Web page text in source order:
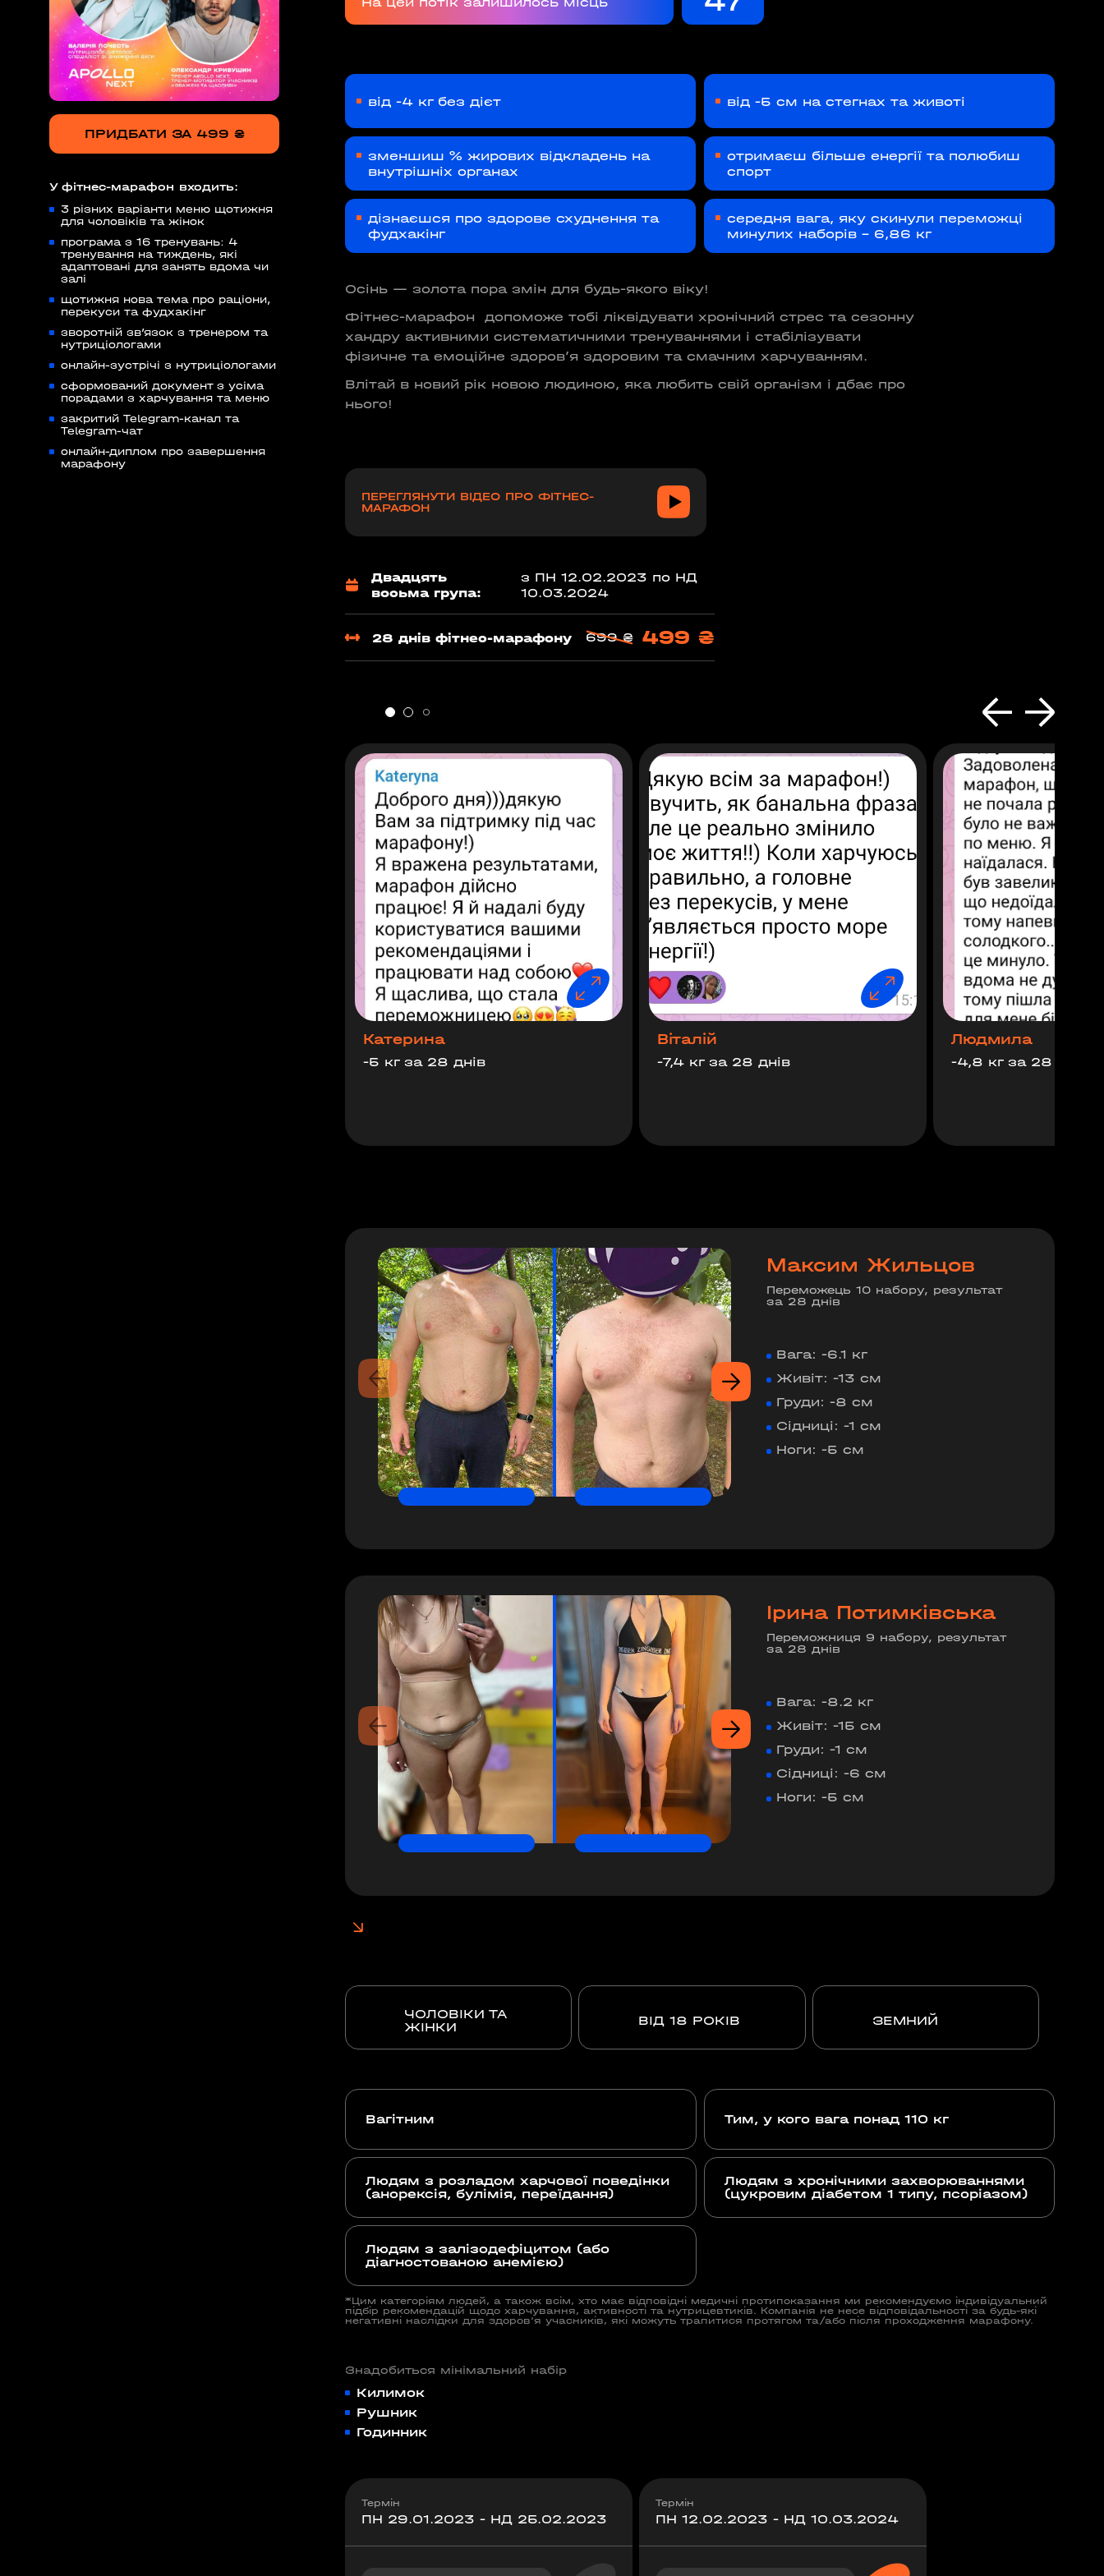
ВІДКРИТЕ ТРЕНУВАННЯ. YOGA
ROOFTOP. EPISODE 1
Сб 23 мая 08:00 - 10:00
🌳 Аутдор-зони
ПРИДБАТИ ЗА 499 ₴
У фітнес-марафон входить:
3 різних варіанти меню щотижня
для чоловіків та жінок
програма з 16 тренувань: 4
тренування на тиждень, які
адаптовані для занять вдома чи
залі
щотижня нова тема про раціони,
перекуси та фудхакінг
зворотній зв’язок з тренером та
нутриціологами
онлайн-зустрічі з нутриціологами
сформований документ з усіма
порадами з харчування та меню
закритий Telegram-канал та
Telegram-чат
онлайн-диплом про завершення
марафону
від -4 кг без дієт від -5 см на стегнах та животі
зменшиш % жирових відкладень на
внутрішніх органах
отримаєш більше енергії та полюбиш
спорт
дізнаєшся про здорове схуднення та
фудхакінг
середня вага, яку скинули переможці
минулих наборів – 6,86 кг
Осінь — золота пора змін для будь-якого віку!
Фітнес-марафон
допоможе тобі ліквідувати хронічний стрес та сезонну
хандру активними систематичними тренуваннями і стабілізувати
фізичне та емоційне здоровʼя здоровим та смачним харчуванням.
Влітай в новий рік новою людиною, яка любить свій організм і дбає про
нього!
ПЕРЕГЛЯНУТИ ВІДЕО ПРО ФІТНЕС-
МАРАФОН
Двадцять
восьма група:
з ПН 12.02.2023 по НД
10.03.2024
28 днів фітнес-марафону 699 ₴ 499 ₴
Катерина
-5 кг за 28 днів
Віталій
-7,4 кг за 28 днів
Людмила
-4,8 кг за 28 днів
Максим Жильцов
Переможець 10 набору, результат
за 28 днів
Вага: -6.1 кг
Живіт: -13 см
Груди: -8 см
Сідниці: -1 см
Ноги: -5 см
Ірина Потимківська
Переможниця 9 набору, результат
за 28 днів
Вага: -8.2 кг
Живіт: -15 см
Груди: -1 см
Сідниці: -6 см
Ноги: -5 см
ЧОЛОВІКИ ТА
ЖІНКИ
ВІД 18 РОКІВ ЗЕМНИЙ
Вагітним Тим, у кого вага понад 110 кг
Людям з розладом харчової поведінки
(анорексія, булімія, переїдання)
Людям з хронічними захворюваннями
(цукровим діабетом 1 типу, псоріазом)
Людям з залізодефіцитом (або
діагностованою анемією)
*Цим категоріям людей, а також всім, хто має відповідні медичні протипоказання ми рекомендуємо індивідуальний
підбір рекомендацій щодо харчування, активності та нутрицевтиків. Компанія не несе відповідальності за будь-які
негативні наслідки для здоров'я учасників, які можуть трапитися протягом та/або після проходження марафону.
Знадобиться мінімальний набір
Килимок
Рушник
Годинник
Термін
ПН 29.01.2023 - НД 25.02.2023
Термін
ПН 12.02.2023 - НД 10.03.2024